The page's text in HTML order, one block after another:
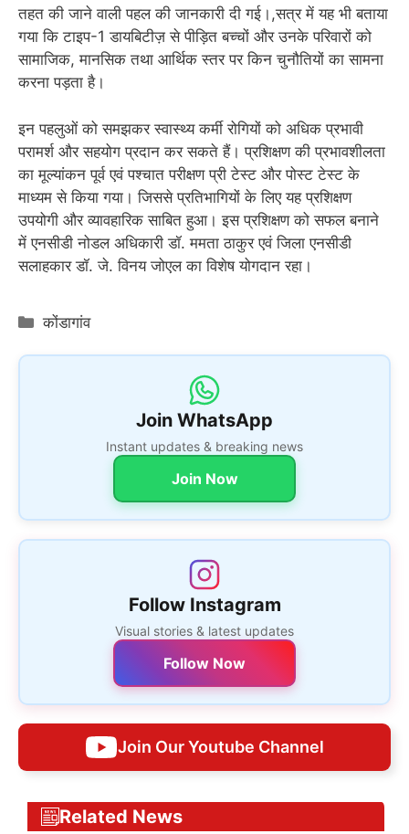
तहत की जाने वाली पहल की जानकारी दी गई।,सत्र में यह भी बताया
गया कि टाइप-1 डायबिटीज़ से पीड़ित बच्चों और उनके परिवारों को
सामाजिक, मानसिक तथा आर्थिक स्तर पर किन चुनौतियों का सामना
करना पड़ता है।
इन पहलुओं को समझकर स्वास्थ्य कर्मी रोगियों को अधिक प्रभावी
परामर्श और सहयोग प्रदान कर सकते हैं। प्रशिक्षण की प्रभावशीलता
का मूल्यांकन पूर्व एवं पश्चात परीक्षण प्री टेस्ट और पोस्ट टेस्ट के
माध्यम से किया गया। जिससे प्रतिभागियों के लिए यह प्रशिक्षण
उपयोगी और व्यावहारिक साबित हुआ। इस प्रशिक्षण को सफल बनाने
में एनसीडी नोडल अधिकारी डॉ. ममता ठाकुर एवं जिला एनसीडी
सलाहकार डॉ. जे. विनय जोएल का विशेष योगदान रहा।
Categories
कोंडागांव
Join WhatsApp
Instant updates & breaking news
Join Now
Follow Instagram
Visual stories & latest updates
Follow Now
Join Our Youtube Channel
Related News